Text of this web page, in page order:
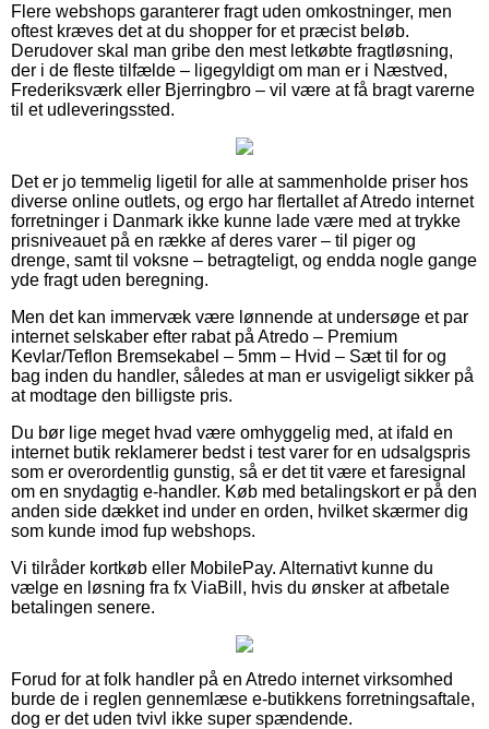
Flere webshops garanterer fragt uden omkostninger, men
oftest kræves det at du shopper for et præcist beløb.
Derudover skal man gribe den mest letkøbte fragtløsning,
der i de fleste tilfælde – ligegyldigt om man er i Næstved,
Frederiksværk eller Bjerringbro – vil være at få bragt varerne
til et udleveringssted.
Det er jo temmelig ligetil for alle at sammenholde priser hos
diverse online outlets, og ergo har flertallet af Atredo internet
forretninger i Danmark ikke kunne lade være med at trykke
prisniveauet på en række af deres varer – til piger og
drenge, samt til voksne – betragteligt, og endda nogle gange
yde fragt uden beregning.
Men det kan immervæk være lønnende at undersøge et par
internet selskaber efter rabat på Atredo – Premium
Kevlar/Teflon Bremsekabel – 5mm – Hvid – Sæt til for og
bag inden du handler, således at man er usvigeligt sikker på
at modtage den billigste pris.
Du bør lige meget hvad være omhyggelig med, at ifald en
internet butik reklamerer bedst i test varer for en udsalgspris
som er overordentlig gunstig, så er det tit være et faresignal
om en snydagtig e-handler. Køb med betalingskort er på den
anden side dækket ind under en orden, hvilket skærmer dig
som kunde imod fup webshops.
Vi tilråder kortkøb eller MobilePay. Alternativt kunne du
vælge en løsning fra fx ViaBill, hvis du ønsker at afbetale
betalingen senere.
Forud for at folk handler på en Atredo internet virksomhed
burde de i reglen gennemlæse e-butikkens forretningsaftale,
dog er det uden tvivl ikke super spændende.